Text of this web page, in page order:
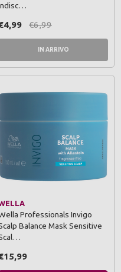
€6,99
IN ARRIVO
Professionals Invigo
Balance Mask Sensitive